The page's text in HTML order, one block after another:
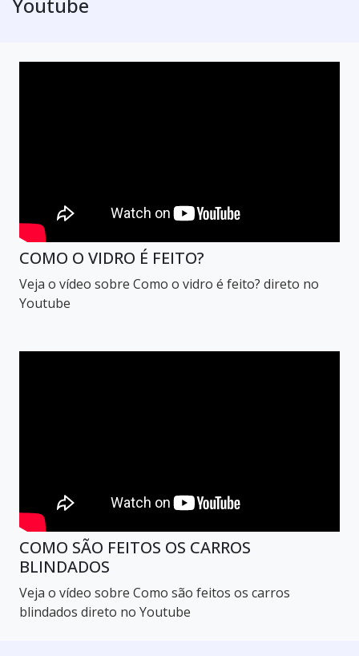
COMO O VIDRO É FEITO?
Veja o vídeo sobre Como o vidro é feito? direto no
Youtube
COMO SÃO FEITOS OS CARROS
BLINDADOS
Veja o vídeo sobre Como são feitos os carros
blindados direto no Youtube